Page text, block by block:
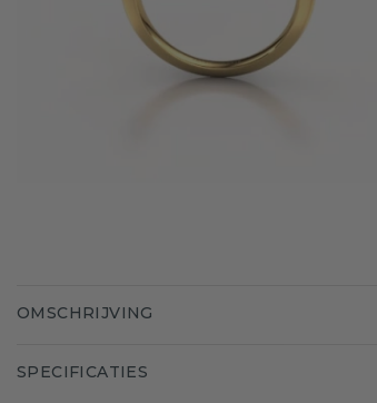
OMSCHRIJVING
SPECIFICATIES